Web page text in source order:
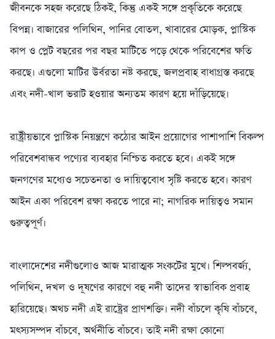
জীবনকে সহজ করেছে ঠিকই, কিন্তু একই সঙ্গে প্রকৃতিকে করেছে
বিপন্ন। বাজারের পলিথিন, পানির বোতল, খাবারের মোড়ক, প্লাস্টিক
কাপ ও প্লেট বছরের পর বছর মাটিতে পড়ে থেকে পরিবেশের ক্ষতি
করছে। এগুলো মাটির উর্বরতা নষ্ট করছে, জলপ্রবাহ বাধাগ্রস্ত করছে
এবং নদী-খাল ভরাট হওয়ার অন্যতম কারণ হয়ে দাঁড়িয়েছে।
‎রাষ্ট্রীয়ভাবে প্লাস্টিক নিয়ন্ত্রণে কঠোর আইন প্রয়োগের পাশাপাশি বিকল্প
পরিবেশবান্ধব পণ্যের ব্যবহার নিশ্চিত করতে হবে। একই সঙ্গে
জনগণের মধ্যেও সচেতনতা ও দায়িত্ববোধ সৃষ্টি করতে হবে। কারণ
আইন একা পরিবেশ রক্ষা করতে পারে না; নাগরিক দায়িত্বও সমান
গুরুত্বপূর্ণ।
‎বাংলাদেশের নদীগুলোও আজ মারাত্মক সংকটের মুখে। শিল্পবর্জ্য,
পলিথিন, দখল ও দূষণের কারণে বহু নদী তাদের স্বাভাবিক প্রবাহ
হারিয়েছে। অথচ নদী এই রাষ্ট্রের প্রাণশক্তি। নদী বাঁচলে কৃষি বাঁচবে,
মৎস্যসম্পদ বাঁচবে, অর্থনীতি বাঁচবে। তাই নদী রক্ষা কোনো